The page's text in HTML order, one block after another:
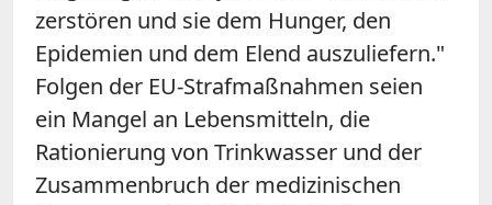
zerstören und sie dem Hunger, den
Epidemien und dem Elend auszuliefern."
Folgen der EU-Strafmaßnahmen seien
ein Mangel an Lebensmitteln, die
Rationierung von Trinkwasser und der
Zusammenbruch der medizinischen